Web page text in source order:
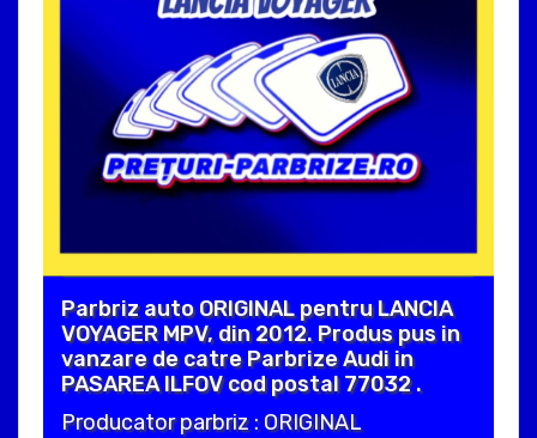
Parbriz auto ORIGINAL pentru LANCIA
VOYAGER MPV, din 2012. Produs pus in
vanzare de catre Parbrize Audi in
PASAREA ILFOV cod postal 77032 .
Producator parbriz : ORIGINAL